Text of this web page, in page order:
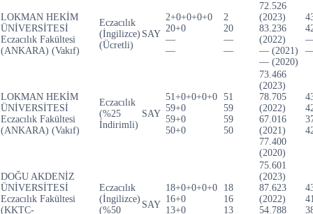
LOKMAN HEKİM
ÜNİVERSİTESİ
Eczacılık Fakültesi
(ANKARA) (Vakıf)
Eczacılık
(İngilizce)
(Ücretli)
SAY
2+0+0+0+0
20+0
—
—
2
20
—
—
72.526
(2023)
83.236
(2022)
— (2021)
— (2020)
LOKMAN HEKİM
ÜNİVERSİTESİ
Eczacılık Fakültesi
(ANKARA) (Vakıf)
Eczacılık
(%25
İndirimli)
SAY
51+0+0+0+0
59+0
59+0
50+0
51
59
59
50
73.466
(2023)
78.705
(2022)
67.016
(2021)
77.400
(2020)
DOĞU AKDENİZ
ÜNİVERSİTESİ
Eczacılık Fakültesi
(KKTC-
Eczacılık
(İngilizce)
(%50
SAY
18+0+0+0+0
16+0
13+0
18
16
13
75.601
(2023)
87.623
(2022)
54.788